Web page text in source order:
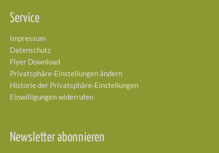
Service
Impressum
Datenschutz
Flyer Download
Privatsphäre-Einstellungen ändern
Historie der Privatsphäre-Einstellungen
Einwilligungen widerrufen
Newsletter abonnieren